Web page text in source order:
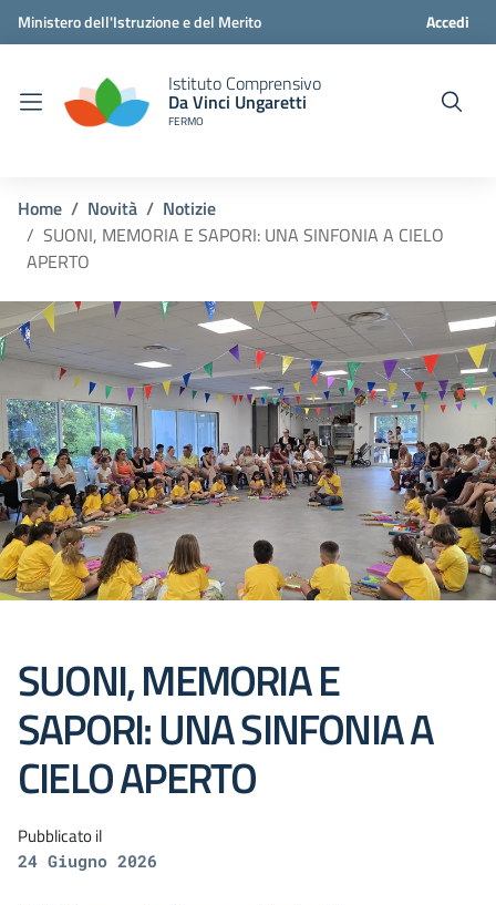
Ministero dell'Istruzione e del Merito Accedi
Istituto Comprensivo
Da Vinci Ungaretti
FERMO
Home Novità
Notizie
SUONI, MEMORIA E SAPORI: UNA SINFONIA A CIELO
APERTO
SUONI, MEMORIA E
SAPORI: UNA SINFONIA A
CIELO APERTO
Pubblicato il
24 Giugno 2026